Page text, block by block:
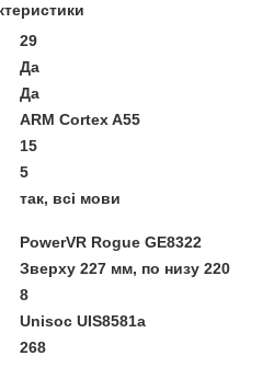
29
Да
Да
ARM Cortex A55
15
5
так, всі мови
PowerVR Rogue GE8322
Зверху 227 мм, по низу 220
8
Unisoc UIS8581a
268